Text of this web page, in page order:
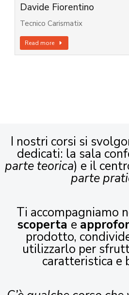
Davide Fiorentino
Tecnico Carismatix
Read more
I nostri corsi si
dedicati: la sala
parte teorica) e il
parte
Ti accompagniamo
scoperta e
prodotto,
utilizzarlo per
caratteristica e